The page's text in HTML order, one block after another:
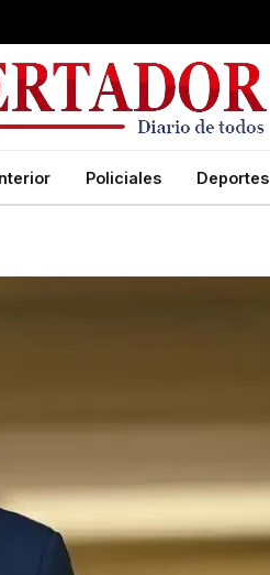
Policiales Deportes